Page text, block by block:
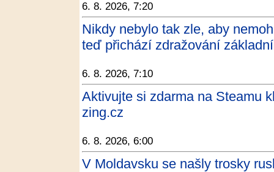
6. 8. 2026, 7:20
Nikdy nebylo tak zle, aby
teď přichází zdražování
6. 8. 2026, 7:10
Aktivujte si zdarma na Steamu
zing.cz
6. 8. 2026, 6:00
V Moldavsku se našly trosky